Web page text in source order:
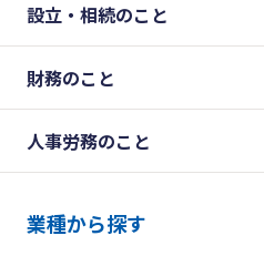
設立・相続のこと
財務のこと
人事労務のこと
業種から探す